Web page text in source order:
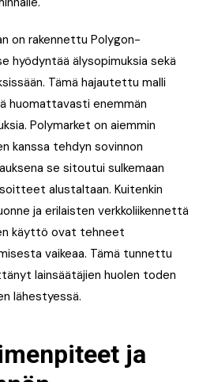
on rakennettu Polygon-
hyödyntää älysopimuksia sekä
Tämä hajautettu malli
huomattavasti enemmän
Polymarket on aiemmin
kanssa tehdyn sovinnon
se sitoutui sulkemaan
alustaltaan. Kuitenkin
ja erilaisten verkkoliikennettä
käyttö ovat tehneet
vaikeaa. Tämä tunnettu
lainsäätäjien huolen toden
lähestyessä.
ja